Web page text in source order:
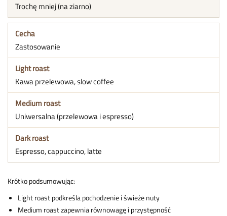
Trochę mniej (na ziarno)
Zastosowanie
Kawa przelewowa, slow coffee
Uniwersalna (przelewowa i espresso)
Espresso, cappuccino, latte
Krótko podsumowując:
Light roast podkreśla pochodzenie i świeże nuty
Medium roast zapewnia równowagę i przystępność